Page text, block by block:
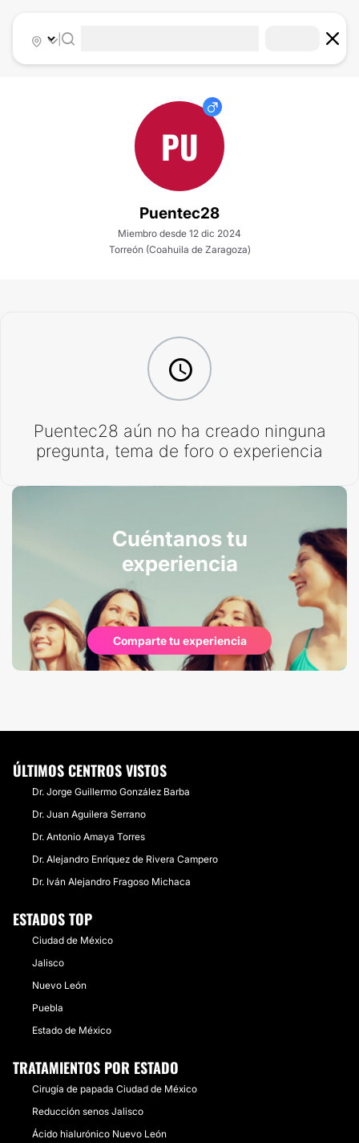
|
PU
Puentec28
Miembro desde 12 dic 2024
Torreón (Coahuila de Zaragoza)
Puentec28 aún no ha creado ninguna
pregunta, tema de foro o experiencia
Cuéntanos tu
experiencia
Comparte tu experiencia
ÚLTIMOS CENTROS VISTOS
Dr. Jorge Guillermo González Barba
Dr. Juan Aguilera Serrano
Dr. Antonio Amaya Torres
Dr. Alejandro Enríquez de Rivera Campero
Dr. Iván Alejandro Fragoso Michaca
ESTADOS TOP
Ciudad de México
Jalisco
Nuevo León
Puebla
Estado de México
TRATAMIENTOS POR ESTADO
Cirugía de papada Ciudad de México
Reducción senos Jalisco
Ácido hialurónico Nuevo León